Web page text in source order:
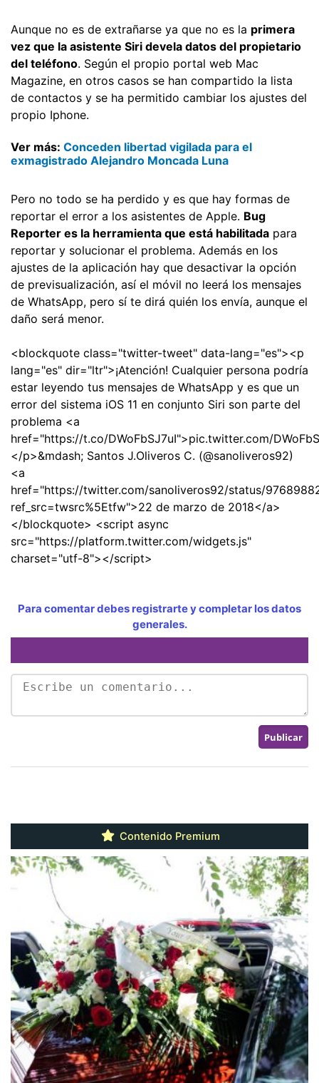
Aunque no es de extrañarse ya que no es la primera
vez que la asistente Siri devela datos del propietario
del teléfono. Según el propio portal web Mac
Magazine, en otros casos se han compartido la lista
de contactos y se ha permitido cambiar los ajustes del
propio Iphone.
Ver más: Conceden libertad vigilada para el
exmagistrado Alejandro Moncada Luna
Pero no todo se ha perdido y es que hay formas de
reportar el error a los asistentes de Apple. Bug
Reporter es la herramienta que está habilitada para
reportar y solucionar el problema. Además en los
ajustes de la aplicación hay que desactivar la opción
de previsualización, así el móvil no leerá los mensajes
de WhatsApp, pero sí te dirá quién los envía, aunque el
daño será menor.
<blockquote class="twitter-tweet" data-lang="es"><p
lang="es" dir="ltr">¡Atención! Cualquier persona podría
estar leyendo tus mensajes de WhatsApp y es que un
error del sistema iOS 11 en conjunto Siri son parte del
problema <a
href="https://t.co/DWoFbSJ7uI">pic.twitter.com/
</p>&mdash; Santos J.Oliveros C. (@sanoliveros92)
<a
href="https://twitter.com/sanoliveros92/status/
ref_src=twsrc%5Etfw">22 de marzo de 2018</a>
</blockquote> <script async
src="https://platform.twitter.com/widgets.js"
charset="utf-8"></script>
Para comentar debes registrarte y completar los datos
generales.
Contenido Premium